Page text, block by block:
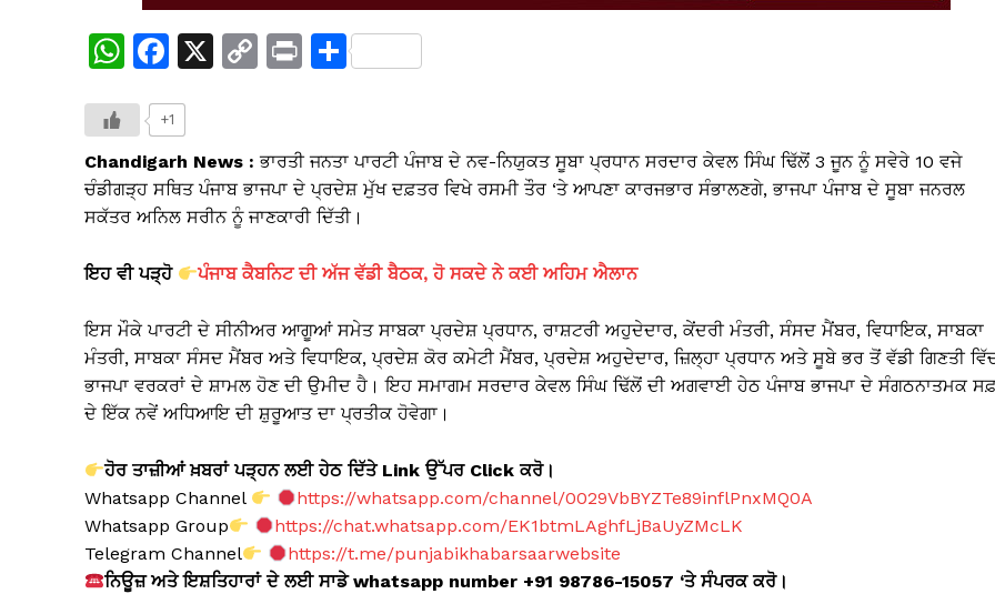
W
at
s
A
p
p
F
c
e
b
o
o
X
C
y
Li
n
k
Pr S
e
+1
Chandigarh News : ਭਾਰਤੀ ਜਨਤਾ ਪਾਰਟੀ ਪੰਜਾਬ ਦੇ ਨਵ-ਨਿਯੁਕਤ ਸੂਬਾ ਪ੍ਰਧਾਨ ਸਰਦਾਰ ਕੇਵਲ ਸਿੰਘ ਢਿੱਲੋਂ 3 ਜੂਨ ਨੂੰ ਸਵੇਰੇ 10 ਵਜੇ
ਚੰਡੀਗੜ੍ਹ ਸਥਿਤ ਪੰਜਾਬ ਭਾਜਪਾ ਦੇ ਪ੍ਰਦੇਸ਼ ਮੁੱਖ ਦਫ਼ਤਰ ਵਿਖੇ ਰਸਮੀ ਤੌਰ ‘ਤੇ ਆਪਣਾ ਕਾਰਜਭਾਰ ਸੰਭਾਲਣਗੇ, ਭਾਜਪਾ ਪੰਜਾਬ ਦੇ ਸੂਬਾ ਜਨਰਲ
ਸਕੱਤਰ ਅਨਿਲ ਸਰੀਨ ਨੂੰ ਜਾਣਕਾਰੀ ਦਿੱਤੀ।
ਇਹ ਵੀ ਪੜ੍ਹੋ ਪੰਜਾਬ ਕੈਬਨਿਟ ਦੀ ਅੱਜ ਵੱਡੀ ਬੈਠਕ, ਹੋ ਸਕਦੇ ਨੇ ਕਈ ਅਹਿਮ ਐਲਾਨ
ਇਸ ਮੌਕੇ ਪਾਰਟੀ ਦੇ ਸੀਨੀਅਰ ਆਗੂਆਂ ਸਮੇਤ ਸਾਬਕਾ ਪ੍ਰਦੇਸ਼ ਪ੍ਰਧਾਨ, ਰਾਸ਼ਟਰੀ ਅਹੁਦੇਦਾਰ, ਕੇਂਦਰੀ ਮੰਤਰੀ, ਸੰਸਦ ਮੈਂਬਰ, ਵਿਧਾਇਕ, ਸਾਬਕਾ
ਮੰਤਰੀ, ਸਾਬਕਾ ਸੰਸਦ ਮੈਂਬਰ ਅਤੇ ਵਿਧਾਇਕ, ਪ੍ਰਦੇਸ਼ ਕੋਰ ਕਮੇਟੀ ਮੈਂਬਰ, ਪ੍ਰਦੇਸ਼ ਅਹੁਦੇਦਾਰ, ਜ਼ਿਲ੍ਹਾ ਪ੍ਰਧਾਨ ਅਤੇ ਸੂਬੇ ਭਰ ਤੋਂ ਵੱਡੀ ਗਿਣਤੀ
ਭਾਜਪਾ ਵਰਕਰਾਂ ਦੇ ਸ਼ਾਮਲ ਹੋਣ ਦੀ ਉਮੀਦ ਹੈ। ਇਹ ਸਮਾਗਮ ਸਰਦਾਰ ਕੇਵਲ ਸਿੰਘ ਢਿੱਲੋਂ ਦੀ ਅਗਵਾਈ ਹੇਠ ਪੰਜਾਬ ਭਾਜਪਾ ਦੇ ਸੰਗਠਨਾਤਮਕ
ਦੇ ਇੱਕ ਨਵੇਂ ਅਧਿਆਇ ਦੀ ਸ਼ੁਰੂਆਤ ਦਾ ਪ੍ਰਤੀਕ ਹੋਵੇਗਾ।
ਹੋਰ ਤਾਜ਼ੀਆਂ ਖ਼ਬਰਾਂ ਪੜ੍ਹਨ ਲਈ ਹੇਠ ਦਿੱਤੇ Link ਉੱਪਰ Click ਕਰੋ।
Whatsapp Channel
https://whatsapp.com/channel/0029VbBYZTe89inflPnxMQ0A
Whatsapp Group
https://chat.whatsapp.com/EK1btmLAghfLjBaUyZMcLK
Telegram Channel
https://t.me/punjabikhabarsaarwebsite
ਨਿਊਜ਼ ਅਤੇ ਇਸ਼ਤਿਹਾਰਾਂ ਦੇ ਲਈ ਸਾਡੇ whatsapp number +91 98786-15057 ‘ਤੇ ਸੰਪਰਕ ਕਰੋ।